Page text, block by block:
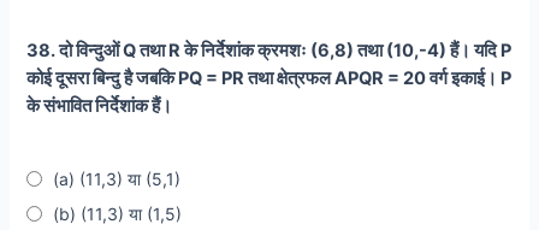
38. दो विन्दुओं Q तथा R के निर्देशांक क्रमशः (6,8) तथा (10,-4) हैं। यदि P
कोई दूसरा बिन्दु है जबकि PQ = PR तथा क्षेत्रफल APQR = 20 वर्ग इकाई। P
के संभावित निर्देशांक हैं।
(a) (11,3) या (5,1)
(b) (11,3) या (1,5)